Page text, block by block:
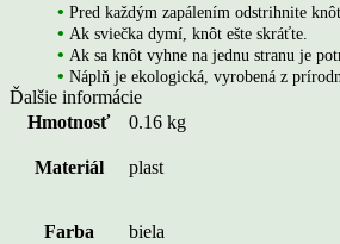
• Pred každým zapálením odstrihnite
• Ak sviečka dymí, knôt ešte skráťte.
• Ak sa knôt vyhne na jednu stranu je
• Náplň je ekologická, vyrobená z
Ďalšie informácie
Hmotnosť
0.16 kg
Materiál plast
Farba biela